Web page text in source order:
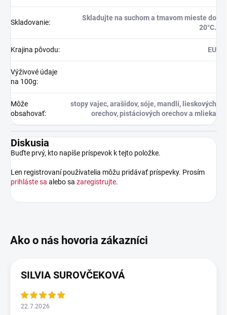
Skladovanie:
Skladujte na suchom a tmavom mieste do
20°C.
Krajina pôvodu: EU
Výživové údaje
na 100g:
Môže
obsahovať:
stopy vajec, arašidov, sóje, mandlí, lieskových
orechov, pistáciových orechov a mlieka
Diskusia
Buďte prvý, kto napíše príspevok k tejto položke.
Len registrovaní používatelia môžu pridávať príspevky. Prosím
prihláste sa alebo sa zaregistrujte.
SILVIA SUROVČEKOVÁ
22.7.2026